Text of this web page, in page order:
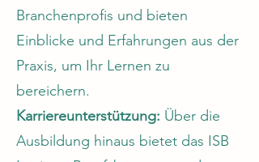
Branchenprofis und bieten
Einblicke und Erfahrungen aus der
Praxis, um Ihr Lernen zu
bereichern.
Karriereunterstützung: Über die
Ausbildung hinaus bietet das ISB